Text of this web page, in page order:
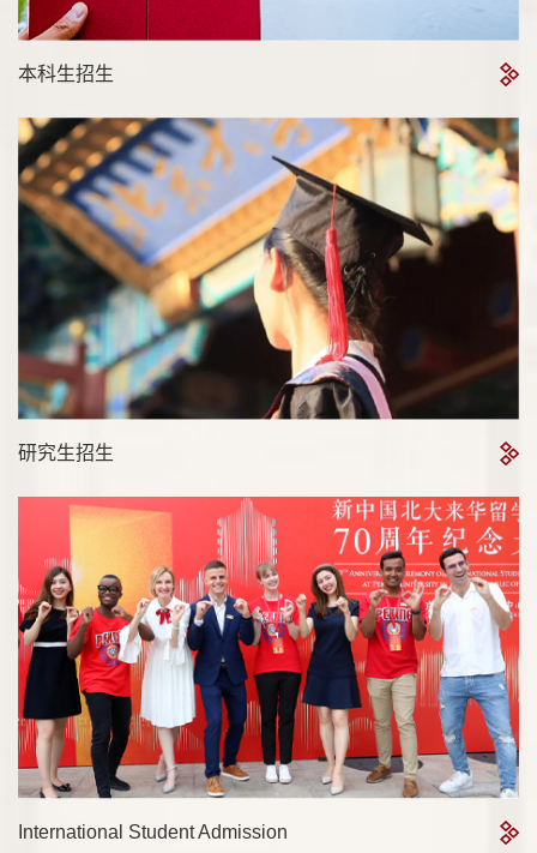
本科生招生
研究生招生
International Student Admission